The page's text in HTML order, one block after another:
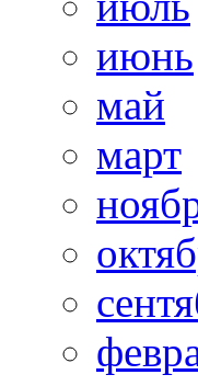
июнь
май
март